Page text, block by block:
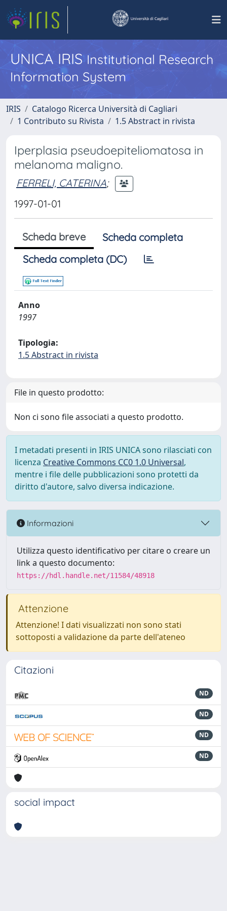
UNICA IRISInstitutional Research
Information System
IRIS
Catalogo Ricerca Università di Cagliari
1 Contributo su Rivista
1.5 Abstract in rivista
Iperplasia pseudoepiteliomatosa in
melanoma maligno.
FERRELI, CATERINA;
1997-01-01
Scheda breve
Scheda completa
Scheda completa (DC)
Anno
1997
Tipologia:
1.5 Abstract in rivista
File in questo prodotto:
Non ci sono file associati a questo prodotto.
I metadati presenti in IRIS UNICA sono rilasciati con
licenza Creative Commons CC0 1.0 Universal,
mentre i file delle pubblicazioni sono protetti da
diritto d'autore, salvo diversa indicazione.
Informazioni
Utilizza questo identificativo per citare o creare un
link a questo documento:
https://hdl.handle.net/11584/48918
Attenzione
Attenzione! I dati visualizzati non sono stati
sottoposti a validazione da parte dell'ateneo
Citazioni
ND
ND
ND
ND
social impact